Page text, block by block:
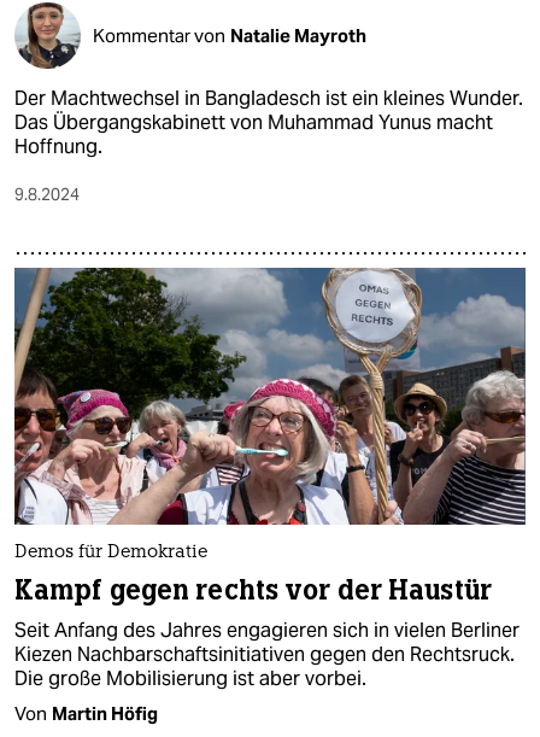
Kommentar von Natalie Mayroth
Der Machtwechsel in Bangladesch ist ein kleines Wunder.
Das Übergangskabinett von Muhammad Yunus macht
Hoffnung.
9.8.2024
Demos für Demokratie
Kampf gegen rechts vor der Haustür
Seit Anfang des Jahres engagieren sich in vielen Berliner
Kiezen Nachbarschaftsinitiativen gegen den Rechtsruck.
Die große Mobilisierung ist aber vorbei.
Von Martin Höfig